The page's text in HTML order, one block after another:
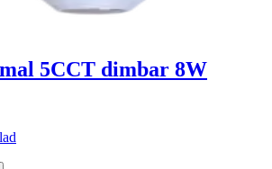
5CCT dimbar 8W